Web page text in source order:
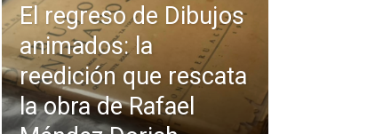
El regreso de Dibujos
animados: la
reedición que rescata
la obra de Rafael